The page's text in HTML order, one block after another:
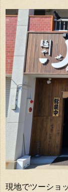
現地でツーショ